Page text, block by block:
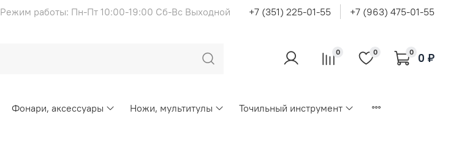
Режим работы: Пн-Пт 10:00-19:00 Сб-Вс Выходной +7 (351) 225-01-55 +7 (963) 475-01-55
0 0 0 0 ₽
Фонари, аксессуары Ножи, мультитулы Точильный инструмент